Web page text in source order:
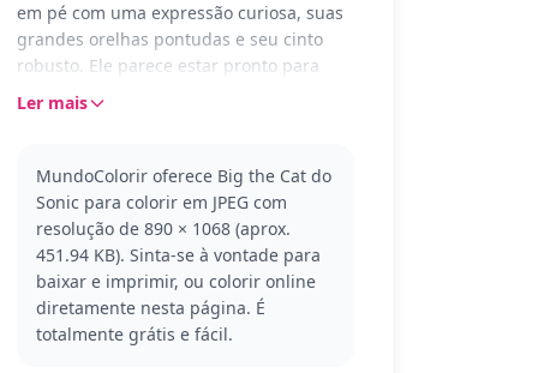
em pé com uma expressão curiosa, suas
grandes orelhas pontudas e seu cinto
robusto. Ele parece estar pronto para
mais uma de suas aventuras tranquilas e
detalhes únicos, ele oferece uma
experiência divertida para colorir.
Big é um personagem conhecido por seu
tamanho impressionante e sua
personalidade calma. Parte do mundo de
Sonic, ele é amigo de Sonic e outros
personagens, e frequentemente é visto
Ler mais
MundoColorir oferece Big the Cat do
Sonic para colorir em JPEG com
resolução de 890 × 1068 (aprox.
451.94 KB). Sinta-se à vontade para
baixar e imprimir, ou colorir online
diretamente nesta página. É
totalmente grátis e fácil.